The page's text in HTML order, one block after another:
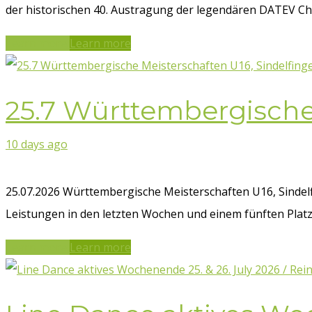
der historischen 40. Austragung der legendären DATEV
Learn more
25.7
10 days ago
25.07.2026 Württembergische Meisterschaften U16,
Leistungen in den letzten Wochen und einem fünften
Learn more